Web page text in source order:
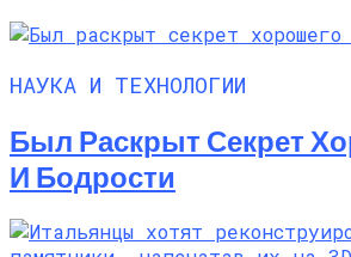
НАУКА И ТЕХНОЛОГИИ
Был Раскрыт Секрет
И Бодрости